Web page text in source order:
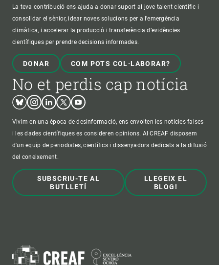
La teva contribució ens ajuda a donar suport al jove talent científic i
consolidar el sènior, idear noves solucions per a l'emergència
climàtica, i accelerar la producció i transferència d’evidències
científiques per prendre decisions informades.
DONAR COM POTS COL·LABORAR?
No et perdis cap notícia
BlueskyInstagram
LinkedinTwitterYoutube
Vivim en una època de desinformació, ens envolten les notícies falses
i les dades científiques es consideren opinions. Al CREAF disposem
d'un equip de periodistes, científics i dissenyadors dedicats a la difusió
del coneixement.
SUBSCRIU-TE AL
BUTLLETÍ
LLEGEIX EL
BLOG!